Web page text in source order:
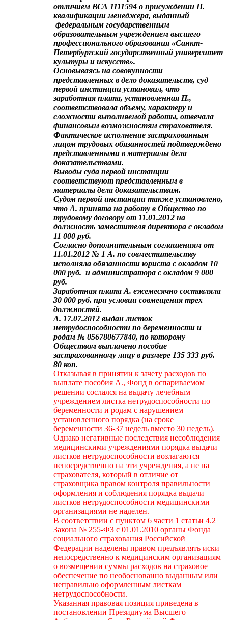
отличием ВСА 1111594 о присуждении П.
квалификации менеджера, выданный
федеральным государственным
образовательным учреждением высшего
профессионального образования «Санкт-
Петербургский государственный университет
культуры и искусств».
Основываясь на совокупности
представленных в дело доказательств, суд
первой инстанции установил, что
заработная плата, установленная П.,
соответствовала объему, характеру и
сложности выполняемой работы, отвечала
финансовым возможностям страхователя.
Фактическое исполнение застрахованным
лицом трудовых обязанностей подтверждено
представленными в материалы дела
доказательствами.
Выводы суда первой инстанции
соответствуют представленным в
материалы дела доказательствам.
Судом первой инстанции также установлено,
что А. принята на работу в Общество по
трудовому договору от 11.01.2012 на
должность заместителя директора с окладом
11 000 руб.
Согласно дополнительным соглашениям от
11.01.2012 № 1 А. по совместительству
исполняла обязанности юриста с окладом 10
000 руб. и администратора с окладом 9 000
руб.
Заработная плата А. ежемесячно составляла
30 000 руб. при условии совмещения трех
должностей.
А. 17.07.2012 выдан листок
нетрудоспособности по беременности и
родам № 056780677840, по которому
Обществом выплачено пособие
застрахованному лицу в размере 135 333 руб.
80 коп.
Отказывая в принятии к зачету расходов по
выплате пособия А., Фонд в оспариваемом
решении сослался на выдачу лечебным
учреждением листка нетрудоспособности по
беременности и родам с нарушением
установленного порядка (на сроке
беременности 36-37 недель вместо 30 недель).
Однако негативные последствия несоблюдения
медицинскими учреждениями порядка выдачи
листков нетрудоспособности возлагаются
непосредственно на эти учреждения, а не на
страхователя, который в отличие от
страховщика правом контроля правильности
оформления и соблюдения порядка выдачи
листков нетрудоспособности медицинскими
организациями не наделен.
В соответствии с пунктом 6 части 1 статьи 4.2
Закона № 255-ФЗ с 01.01.2010 органы Фонда
социального страхования Российской
Федерации наделены правом предъявлять иски
непосредственно к медицинским организациям
о возмещении суммы расходов на страховое
обеспечение по необоснованно выданным или
неправильно оформленным листкам
нетрудоспособности.
Указанная правовая позиция приведена в
постановлении Президиума Высшего